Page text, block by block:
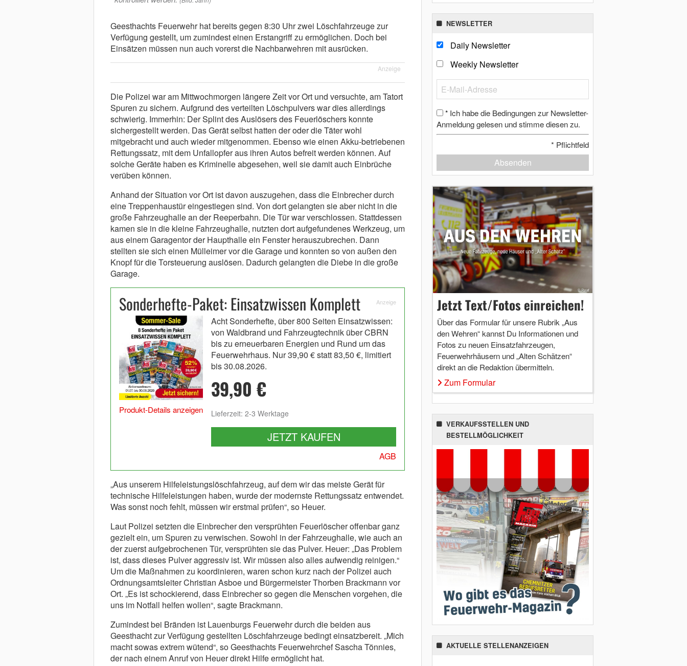
Geesthachts Feuerwehr hat bereits gegen 8:30 Uhr zwei Löschfahrzeuge zur
Verfügung gestellt, um zumindest einen Erstangriff zu ermöglichen. Doch bei
Einsätzen müssen nun auch vorerst die Nachbarwehren mit ausrücken.
Anzeige
Die Polizei war am Mittwochmorgen längere Zeit vor Ort und versuchte, am Tatort
Spuren zu sichern. Aufgrund des verteilten Löschpulvers war dies allerdings
schwierig. Immerhin: Der Splint des Auslösers des Feuerlöschers konnte
sichergestellt werden. Das Gerät selbst hatten der oder die Täter wohl
mitgebracht und auch wieder mitgenommen. Ebenso wie einen Akku-betriebenen
Rettungssatz, mit dem Unfallopfer aus ihren Autos befreit werden können. Auf
solche Geräte haben es Kriminelle abgesehen, weil sie damit auch Einbrüche
verüben können.
Anhand der Situation vor Ort ist davon auszugehen, dass die Einbrecher durch
eine Treppenhaustür eingestiegen sind. Von dort gelangten sie aber nicht in die
große Fahrzeughalle an der Reeperbahn. Die Tür war verschlossen. Stattdessen
kamen sie in die kleine Fahrzeughalle, nutzten dort aufgefundenes Werkzeug, um
aus einem Garagentor der Haupthalle ein Fenster herauszubrechen. Dann
stellten sie sich einen Mülleimer vor die Garage und konnten so von außen den
Knopf für die Torsteuerung auslösen. Dadurch gelangten die Diebe in die große
Garage.
Sonderhefte-Paket: Einsatzwissen Komplett Anzeige
Produkt-Details anzeigen
Acht Sonderhefte, über 800 Seiten Einsatzwissen:
von Waldbrand und Fahrzeugtechnik über CBRN
bis zu erneuerbaren Energien und Rund um das
Feuerwehrhaus. Nur 39,90 € statt 83,50 €, limitiert
bis 30.08.2026.
39,90 €
Lieferzeit: 2-3 Werktage
JETZT KAUFEN
AGB
„Aus unserem Hilfeleistungslöschfahrzeug, auf dem wir das meiste Gerät für
technische Hilfeleistungen haben, wurde der modernste Rettungssatz entwendet.
Was sonst noch fehlt, müssen wir erstmal prüfen“, so Heuer.
Laut Polizei setzten die Einbrecher den versprühten Feuerlöscher offenbar ganz
gezielt ein, um Spuren zu verwischen. Sowohl in der Fahrzeughalle, wie auch an
der zuerst aufgebrochenen Tür, versprühten sie das Pulver. Heuer: „Das Problem
ist, dass dieses Pulver aggressiv ist. Wir müssen also alles aufwendig reinigen.“
Um die Maßnahmen zu koordinieren, waren schon kurz nach der Polizei auch
Ordnungsamtsleiter Christian Asboe und Bürgermeister Thorben Brackmann vor
Ort. „Es ist schockierend, dass Einbrecher so gegen die Menschen vorgehen, die
uns im Notfall helfen wollen“, sagte Brackmann.
Zumindest bei Bränden ist Lauenburgs Feuerwehr durch die beiden aus
Geesthacht zur Verfügung gestellten Löschfahrzeuge bedingt einsatzbereit. „Mich
macht sowas extrem wütend“, so Geesthachts Feuerwehrchef Sascha Tönnies,
der nach einem Anruf von Heuer direkt Hilfe ermöglicht hat.
NEWSLETTER
Daily Newsletter
Weekly Newsletter
* Ich habe die Bedingungen zur Newsletter-
Anmeldung gelesen und stimme diesen zu.
* Pflichtfeld
Absenden
Jetzt Text/Fotos einreichen!
Über das Formular für unsere Rubrik „Aus
den Wehren“ kannst Du Informationen und
Fotos zu neuen Einsatzfahrzeugen,
Feuerwehrhäusern und „Alten Schätzen“
direkt an die Redaktion übermitteln.
Zum Formular
VERKAUFSSTELLEN UND
BESTELLMÖGLICHKEIT
AKTUELLE STELLENANZEIGEN